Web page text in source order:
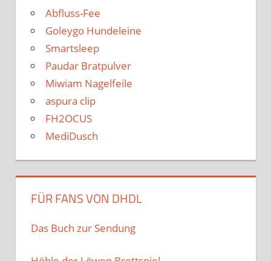
Abfluss-Fee
Goleygo Hundeleine
Smartsleep
Paudar Bratpulver
Miwiam Nagelfeile
aspura clip
FH2OCUS
MediDusch
FÜR FANS VON DHDL
Das Buch zur Sendung